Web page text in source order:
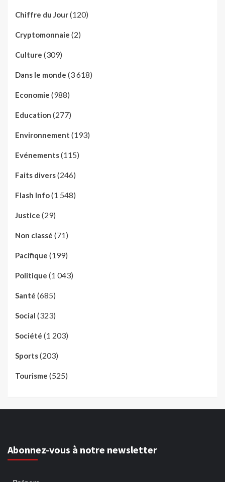
Chiffre du Jour(120)
Cryptomonnaie (2)
Culture (309)
Dans le monde (3 618)
Economie (988)
Education (277)
Environnement (193)
Evénements(115)
Faits divers(246)
Flash Info(1 548)
Justice (29)
Non classé (71)
Pacifique (199)
Politique (1 043)
Santé (685)
Social (323)
Société (1 203)
Sports(203)
Tourisme (525)
Abonnez-vous à notre newsletter